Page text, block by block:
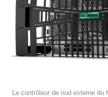
Le contrôleur de nud externe